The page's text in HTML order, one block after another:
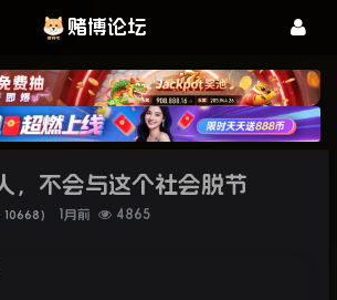
赌博论坛
，不会与这个社会脱节
10668） 1月前 4865